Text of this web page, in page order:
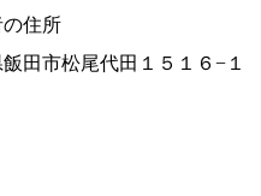
住所
田市松尾代田１５１６−１